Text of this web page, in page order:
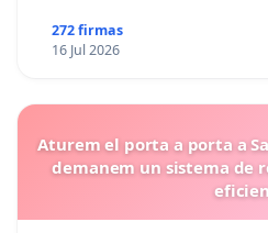
272 firmas
16 Jul 2026
Aturem el porta a porta a
demanem un sistema de